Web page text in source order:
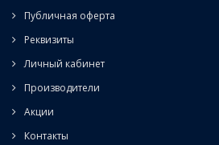
Публичная оферта
Реквизиты
Личный кабинет
Производители
Акции
Контакты